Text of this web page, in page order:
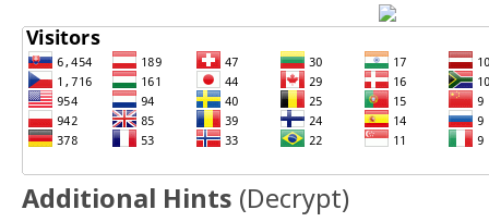
Additional Hints (Decrypt)